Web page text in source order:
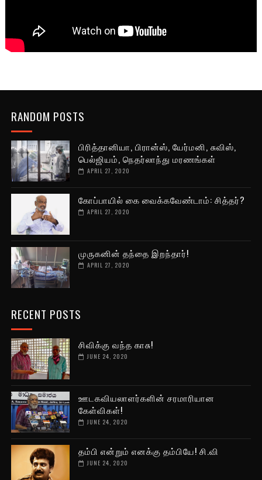
RANDOM POSTS
பிரித்தானியா, பிரான்ஸ், யேர்மனி, சுவிஸ்,
பெல்ஜியம், நெதர்லாந்து மரணங்கள்
APRIL 27, 2020
கோப்பாயில் கை வைக்கவேண்டாம்: சித்தர்?
APRIL 27, 2020
முருகனின் தந்தை இறந்தார்!
APRIL 27, 2020
RECENT POSTS
சிவிக்கு வந்த காசு!
JUNE 24, 2020
ஊடகவியலாளர்களின் சரமாரியான
கேள்விகள்!
JUNE 24, 2020
தம்பி என்றும் எனக்கு தம்பியே! சி.வி
JUNE 24, 2020